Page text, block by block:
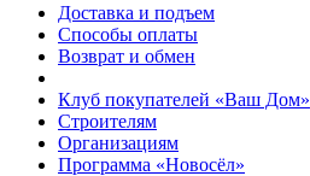
Доставка и подъем
Способы оплаты
Возврат и обмен
Клуб покупателей «Ваш Дом»
Строителям
Организациям
Программа «Новосёл»